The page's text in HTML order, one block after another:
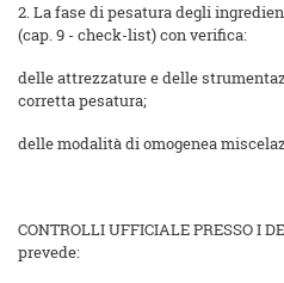
2. La fase di pesatura degli
(cap. 9 - check-list) con verifica:
delle attrezzature e delle
corretta pesatura;
delle modalità di omogenea
CONTROLLI UFFICIALE PRESSO I
prevede: